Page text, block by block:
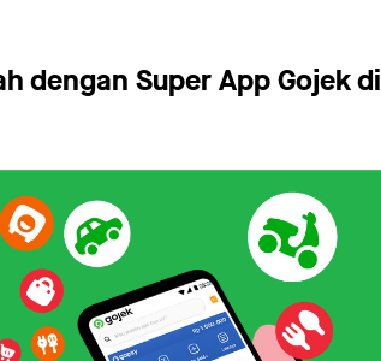
dengan Super App Gojek di